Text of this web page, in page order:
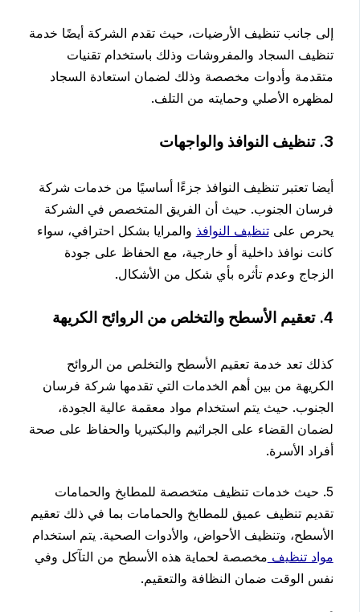
إلى جانب تنظيف الأرضيات، حيث تقدم الشركة أيضًا خدمة
تنظيف السجاد والمفروشات وذلك باستخدام تقنيات
متقدمة وأدوات مخصصة وذلك لضمان استعادة السجاد
لمظهره الأصلي وحمايته من التلف.
أيضا تعتبر تنظيف النوافذ جزءًا أساسيًا من خدمات شركة
فرسان الجنوب. حيث أن الفريق المتخصص في الشركة
يحرص علىتنظيف النوافذوالمرايا بشكل احترافي، سواء
كانت نوافذ داخلية أو خارجية، مع الحفاظ على جودة
الزجاج وعدم تأثره بأي شكل من الأشكال.
كذلك تعد خدمة تعقيم الأسطح والتخلص من الروائح
الكريهة من بين أهم الخدمات التي تقدمها شركة فرسان
الجنوب. حيث يتم استخدام مواد معقمة عالية الجودة،
لضمان القضاء على الجراثيم والبكتيريا والحفاظ على صحة
أفراد الأسرة.
5. حيث خدمات تنظيف متخصصة للمطابخ والحمامات
تقديم تنظيف عميق للمطابخ والحمامات بما في ذلك تعقيم
الأسطح، وتنظيف الأحواض، والأدوات الصحية. يتم استخدام
مواد تنظيفمخصصة لحماية هذه الأسطح من التآكل وفي
نفس الوقت ضمان النظافة والتعقيم.